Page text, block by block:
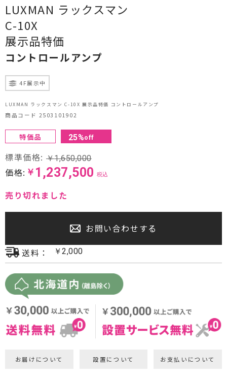
ヘッドフォン・イヤホン
オーディオその他
AVアンプ
ＴＶ・レコーダー・プレーヤー
プロジェクター・スクリーン
サウンドバー・アンプ内蔵型スピーカー
センタースピーカー・サブウーファー
LUXMAN ラックスマン
C-10X
展示品特価
コントロールアンプ
4F展示中
LUXMAN ラックスマン C-10X 展示品特価 コントロールアンプ
商品コード 2503101902
特価品 25%off
標準価格: ￥1,650,000
価格: ￥ 1,237,500 税込
売り切れました
お問い合わせする
送料：
￥2,000
お届けについて 設置について お支払いについて